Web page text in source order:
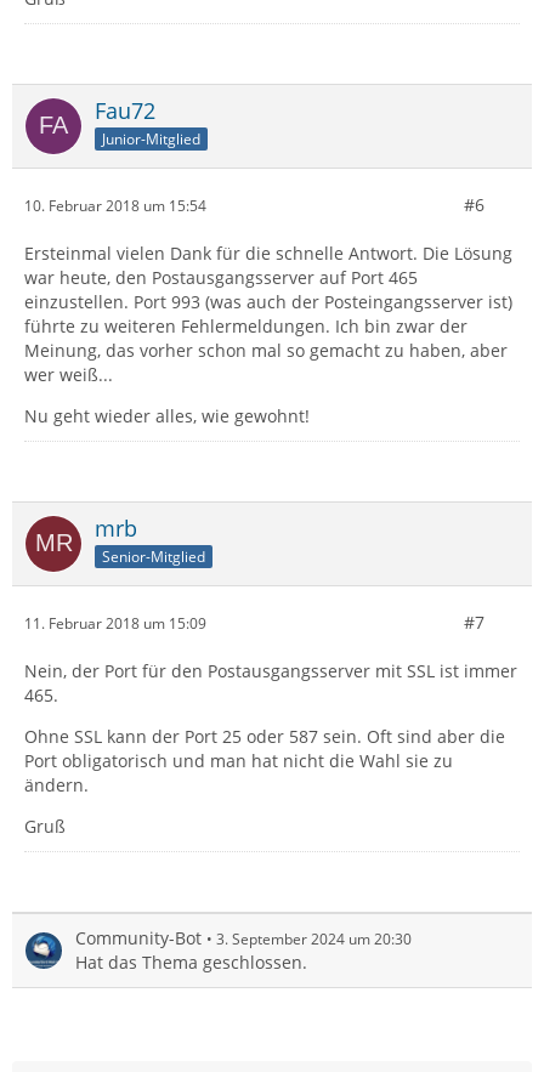
Fau72
Junior-Mitglied
10. Februar 2018 um 15:54 #6
Ersteinmal vielen Dank für die schnelle Antwort. Die Lösung
war heute, den Postausgangsserver auf Port 465
einzustellen. Port 993 (was auch der Posteingangsserver ist)
führte zu weiteren Fehlermeldungen. Ich bin zwar der
Meinung, das vorher schon mal so gemacht zu haben, aber
wer weiß...
Nu geht wieder alles, wie gewohnt!
mrb
Senior-Mitglied
11. Februar 2018 um 15:09 #7
Nein, der Port für den Postausgangsserver mit SSL ist immer
465.
Ohne SSL kann der Port 25 oder 587 sein. Oft sind aber die
Port obligatorisch und man hat nicht die Wahl sie zu
ändern.
Gruß
Community-Bot 3. September 2024 um 20:30
Hat das Thema geschlossen.